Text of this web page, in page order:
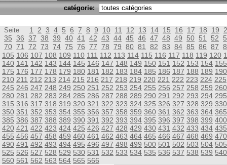
catégorie:
Seite 1 2 3 4 5 6 7 8 9 10 11 12 13 14 15 16 17 18 19
35 36 37 38 39 40 41 42 43 44 45 46 47 48 49 50 51 52
70 71 72 73 74 75 76 77 78 79 80 81 82 83 84 85 86 87
105 106 107 108 109 110 111 112 113 114 115 116 117 118 119 120
140 141 142 143 144 145 146 147 148 149 150 151 152 153 154 155
175 176 177 178 179 180 181 182 183 184 185 186 187 188 189 190
210 211 212 213 214 215 216 217 218 219 220 221 222 223 224 225
245 246 247 248 249 250 251 252 253 254 255 256 257 258 259 260
280 281 282 283 284 285 286 287 288 289 290 291 292 293 294 295
315 316 317 318 319 320 321 322 323 324 325 326 327 328 329 330
350 351 352 353 354 355 356 357 358 359 360 361 362 363 364 365
385 386 387 388 389 390 391 392 393 394 395 396 397 398 399 400
420 421 422 423 424 425 426 427 428 429 430 431 432 433 434 435
455 456 457 458 459 460 461 462 463 464 465 466 467 468 469 470
490 491 492 493 494 495 496 497 498 499 500 501 502 503 504 505
525 526 527 528 529 530 531 532 533 534 535 536 537 538 539 540
560 561 562 563 564 565 566